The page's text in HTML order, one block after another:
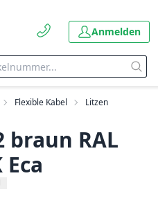
Anmelden
Flexible Kabel Litzen
braun RAL
Eca